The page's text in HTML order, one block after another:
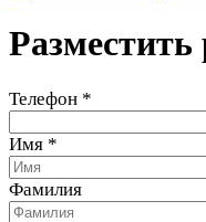
Телефон *
Имя *
Фамилия